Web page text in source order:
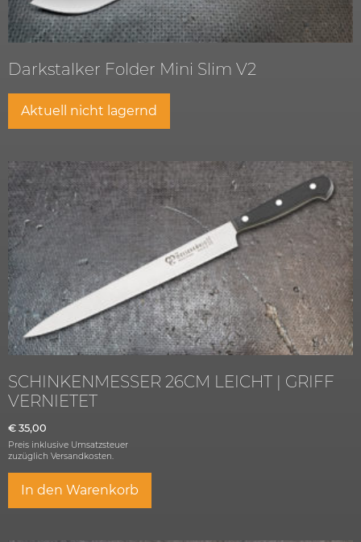
Darkstalker Folder Mini Slim V2
Aktuell nicht lagernd
SCHINKENMESSER 26CM LEICHT | GRIFF
VERNIETET
€ 35,00
Preis inklusive Umsatzsteuer
zuzüglich Versandkosten.
In den Warenkorb